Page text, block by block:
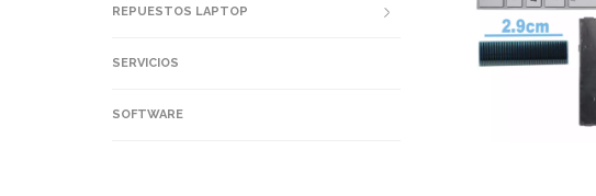
REPUESTOS LAPTOP
SERVICIOS
SOFTWARE